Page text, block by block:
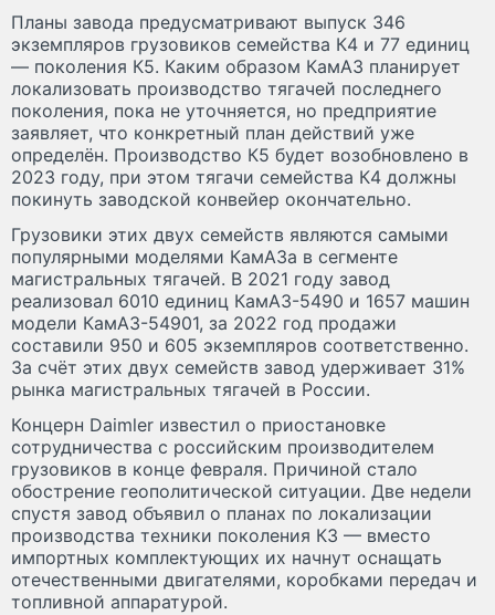
Планы завода предусматривают выпуск 346
экземпляров грузовиков семейства К4 и 77 единиц
— поколения К5. Каким образом КамАЗ планирует
локализовать производство тягачей последнего
поколения, пока не уточняется, но предприятие
заявляет, что конкретный план действий уже
определён. Производство К5 будет возобновлено в
2023 году, при этом тягачи семейства К4 должны
покинуть заводской конвейер окончательно.
Грузовики этих двух семейств являются самыми
популярными моделями КамАЗа в сегменте
магистральных тягачей. В 2021 году завод
реализовал 6010 единиц КамАЗ-5490 и 1657 машин
модели КамАЗ-54901, за 2022 год продажи
составили 950 и 605 экземпляров соответственно.
За счёт этих двух семейств завод удерживает 31%
рынка магистральных тягачей в России.
Концерн Daimler известил о приостановке
сотрудничества с российским производителем
грузовиков в конце февраля. Причиной стало
обострение геополитической ситуации. Две недели
спустя завод объявил о планах по локализации
производства техники поколения К3 — вместо
импортных комплектующих их начнут оснащать
отечественными двигателями, коробками передач и
топливной аппаратурой.